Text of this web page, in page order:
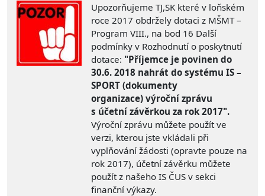
Upozorňujeme TJ,SK které v loňském
roce 2017 obdržely dotaci z MŠMT –
Program VIII., na bod 16 Další
podmínky v Rozhodnutí o poskytnutí
dotace: "Příjemce je povinen do
30.6. 2018 nahrát do systému IS –
SPORT (dokumenty
organizace) výroční zprávu
s účetní závěrkou za rok 2017".
Výroční zprávu můžete použít ve
verzi, kterou jste vkládali při
vyplňování žádosti (opravte pouze na
rok 2017), účetní závěrku můžete
použít z našeho IS ČUS v sekci
finanční výkazy.